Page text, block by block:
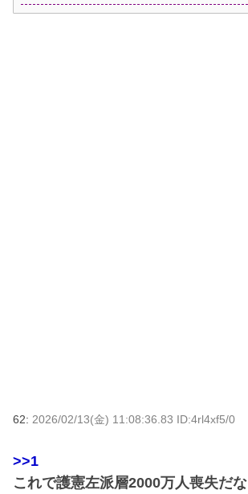
62: 2026/02/13(金) 11:08:36.83 ID:4rl4xf5/0
>>1
これで護憲左派層2000万人喪失だな